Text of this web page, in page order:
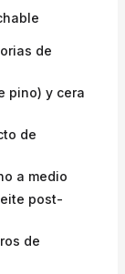
de
pino) y cera
de
a medio
post-
de